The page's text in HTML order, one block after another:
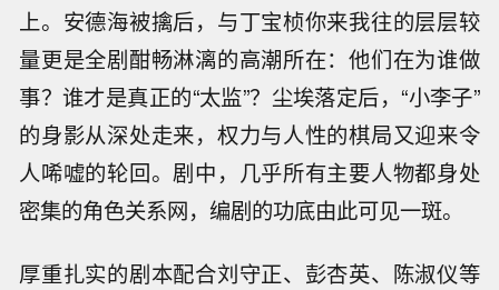
上。安德海被擒后，与丁宝桢你来我往的层层较
量更是全剧酣畅淋漓的高潮所在：他们在为谁做
事？谁才是真正的“太监”？尘埃落定后，“小李子”
的身影从深处走来，权力与人性的棋局又迎来令
人唏嘘的轮回。剧中，几乎所有主要人物都身处
密集的角色关系网，编剧的功底由此可见一斑。
厚重扎实的剧本配合刘守正、彭杏英、陈淑仪等